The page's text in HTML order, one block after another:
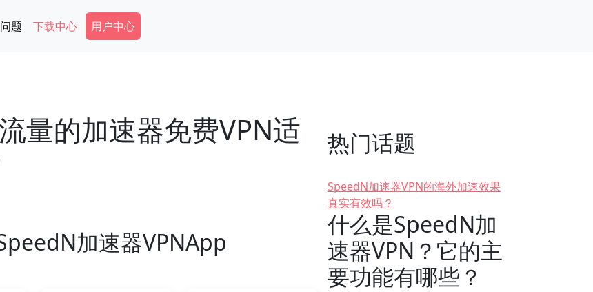
题 下载中心 Secondary Menu
用户中心
量的加速器免费VPN适
加速器VPNApp
热门话题
SpeedN加速器VPN的海外加速效果
真实有效吗？
什么是SpeedN加
速器VPN？它的主
要功能有哪些？